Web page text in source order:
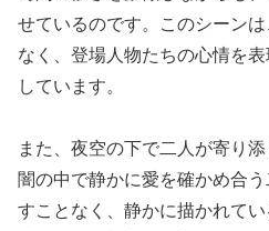
せているのです。このシーン
なく、登場人物たちの心情を
しています。
また、夜空の下で二人が寄り
闇の中で静かに愛を確かめ合
すことなく、静かに描かれて